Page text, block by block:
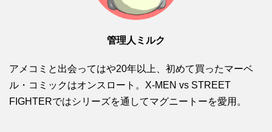
管理人ミルク
アメコミと出会ってはや20年以上、初めて買ったマーベ
ル・コミックはオンスロート。X-MEN vs STREET
FIGHTERではシリーズを通してマグニートーを愛用。